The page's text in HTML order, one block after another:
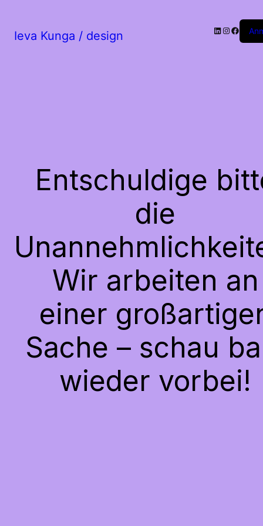
Ieva Kunga / design LinkedIn
Instagram
Entschuldige
die
Wir arbeiten an
einer
Sache – schau
wieder vorbei!